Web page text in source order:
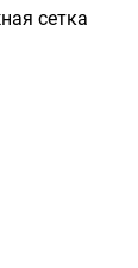
сетка